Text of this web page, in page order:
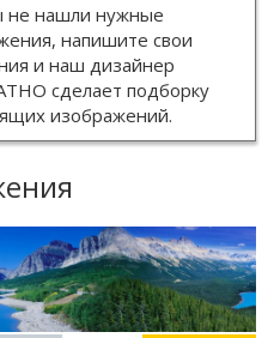
не нашли нужные
напишите свои
и наш дизайнер
сделает подборку
изображений.